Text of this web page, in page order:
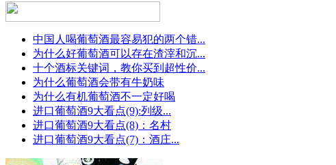
中国人喝葡萄酒最容易犯的两个错...
为什么好葡萄酒可以存在渣滓和沉...
十个酒标关键词，教你买到超性价...
为什么葡萄酒会带有牛奶味
为什么有机葡萄酒不一定好喝
进口葡萄酒9大看点(9):列级...
进口葡萄酒9大看点(8)：名村
进口葡萄酒9大看点(7)：酒庄...